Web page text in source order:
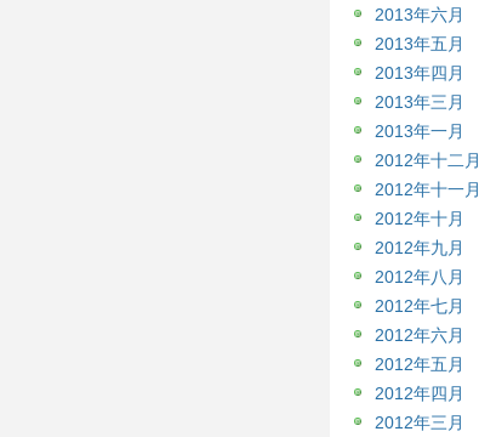
2013年六月
2013年五月
2013年四月
2013年三月
2013年一月
2012年十二月
2012年十一月
2012年十月
2012年九月
2012年八月
2012年七月
2012年六月
2012年五月
2012年四月
2012年三月